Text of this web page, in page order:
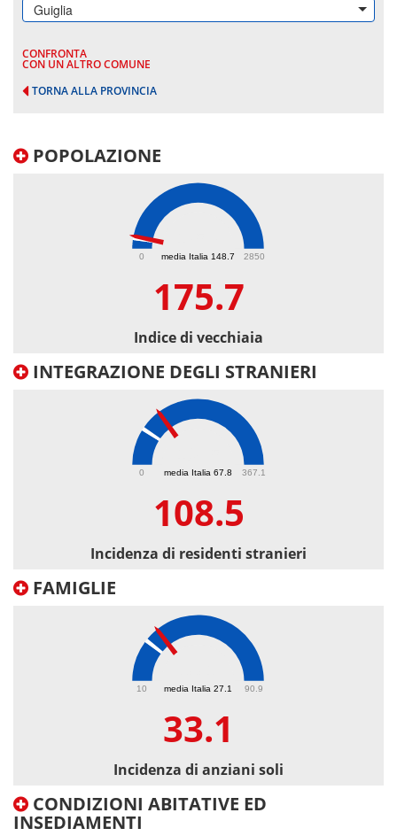
Guiglia
CONFRONTA
CON UN ALTRO COMUNE
TORNA ALLA PROVINCIA
POPOLAZIONE
media Italia 148.7
0 2850
175.7
Indice di vecchiaia
INTEGRAZIONE DEGLI STRANIERI
media Italia 67.8
0 367.1
108.5
Incidenza di residenti stranieri
FAMIGLIE
media Italia 27.1
10 90.9
33.1
Incidenza di anziani soli
CONDIZIONI ABITATIVE ED
INSEDIAMENTI